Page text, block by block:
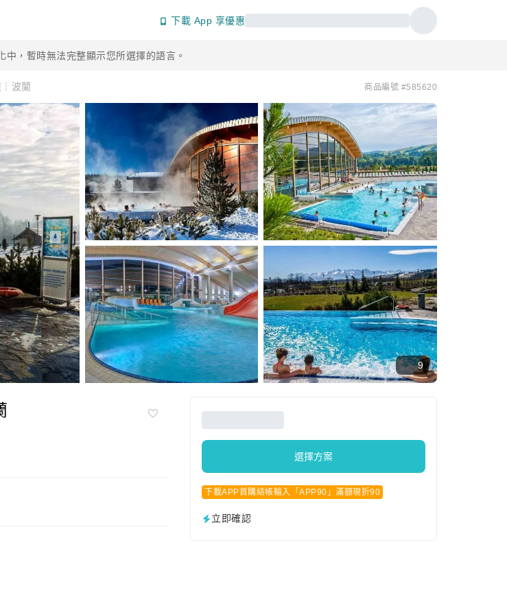
下載 App 享優惠
中，暫時無法完整顯示您所選擇的語言。
波蘭 商品編號 #585620
9
選擇方案
下載APP首購結帳輸入「APP90」滿額現折90
立即確認